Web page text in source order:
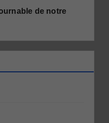
de notre